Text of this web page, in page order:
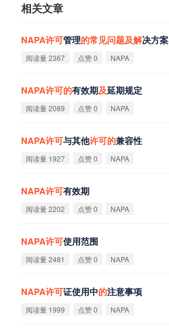
相关文章
NAPA许可管理的常见问题及解决方案
阅读量 2367 点赞 0 NAPA
NAPA许可的有效期及延期规定
阅读量 2089 点赞 0 NAPA
NAPA许可与其他许可的兼容性
阅读量 1927 点赞 0 NAPA
NAPA许可有效期
阅读量 2202 点赞 0 NAPA
NAPA许可使用范围
阅读量 2481 点赞 0 NAPA
NAPA许可证使用中的注意事项
阅读量 1999 点赞 0 NAPA